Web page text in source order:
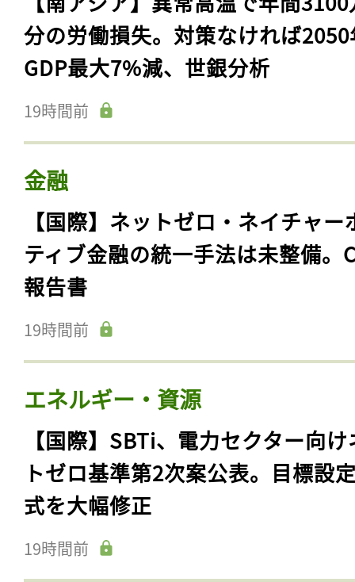
分の労働損失。対策なければ
GDP最大7%減、世銀分析
19時間前
金融
【国際】ネットゼロ・ネイチャー
ティブ金融の統一手法は未整備。
報告書
19時間前
エネルギー・資源
【国際】SBTi、電力セクター向
トゼロ基準第2次案公表。目標設
式を大幅修正
19時間前